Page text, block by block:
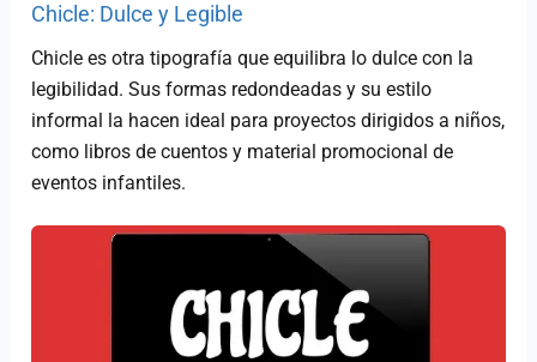
Chicle: Dulce y Legible
Chicle es otra tipografía que equilibra lo dulce con la
legibilidad. Sus formas redondeadas y su estilo
informal la hacen ideal para proyectos dirigidos a niños,
como libros de cuentos y material promocional de
eventos infantiles.